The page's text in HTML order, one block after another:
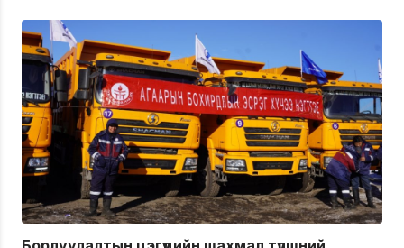
өөрчлөгдөөгүй, 3750 төгрөгөөр зарагдаж байна.
Өнөөдрийн байдлаар Тавантолгой түлш компани 110
мянган тонн сайжруулсан шахмал түлш, 200 мянган тонн
мидлинг нөөцлөөд байна. Энэ жилээс Налайх дүүргийн айл
өрх сайжруулсан шахмал түлш хэрэглэж эхэлж байна.
Тус дүүрэгт борлуулалтын 32 цэгээр 7800 айл өрхөд
сайжруулсан шахмал түлшээр үйлчлэх аж.